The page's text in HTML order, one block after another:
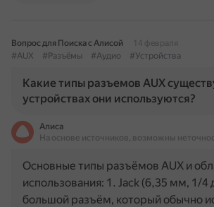
Вопрос для Поиска с Алисой
14 февраля
#AUX
#Разъёмы #Аудио #Устройства
Какие типы разъемов AUX
устройствах они используются?
Алиса
На основе источников, возможны
Основные типы разъёмов AUX и
использования: 1. Jack (6,35 мм, 1/
большой разъём, который обычно